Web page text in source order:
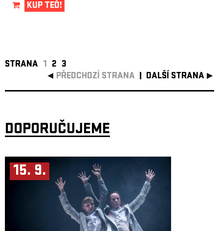
KUP TEĎ!
STRANA 1 2 3
PŘEDCHOZÍ STRANA
DALŠÍ STRANA
DOPORUČUJEME
15. 9.